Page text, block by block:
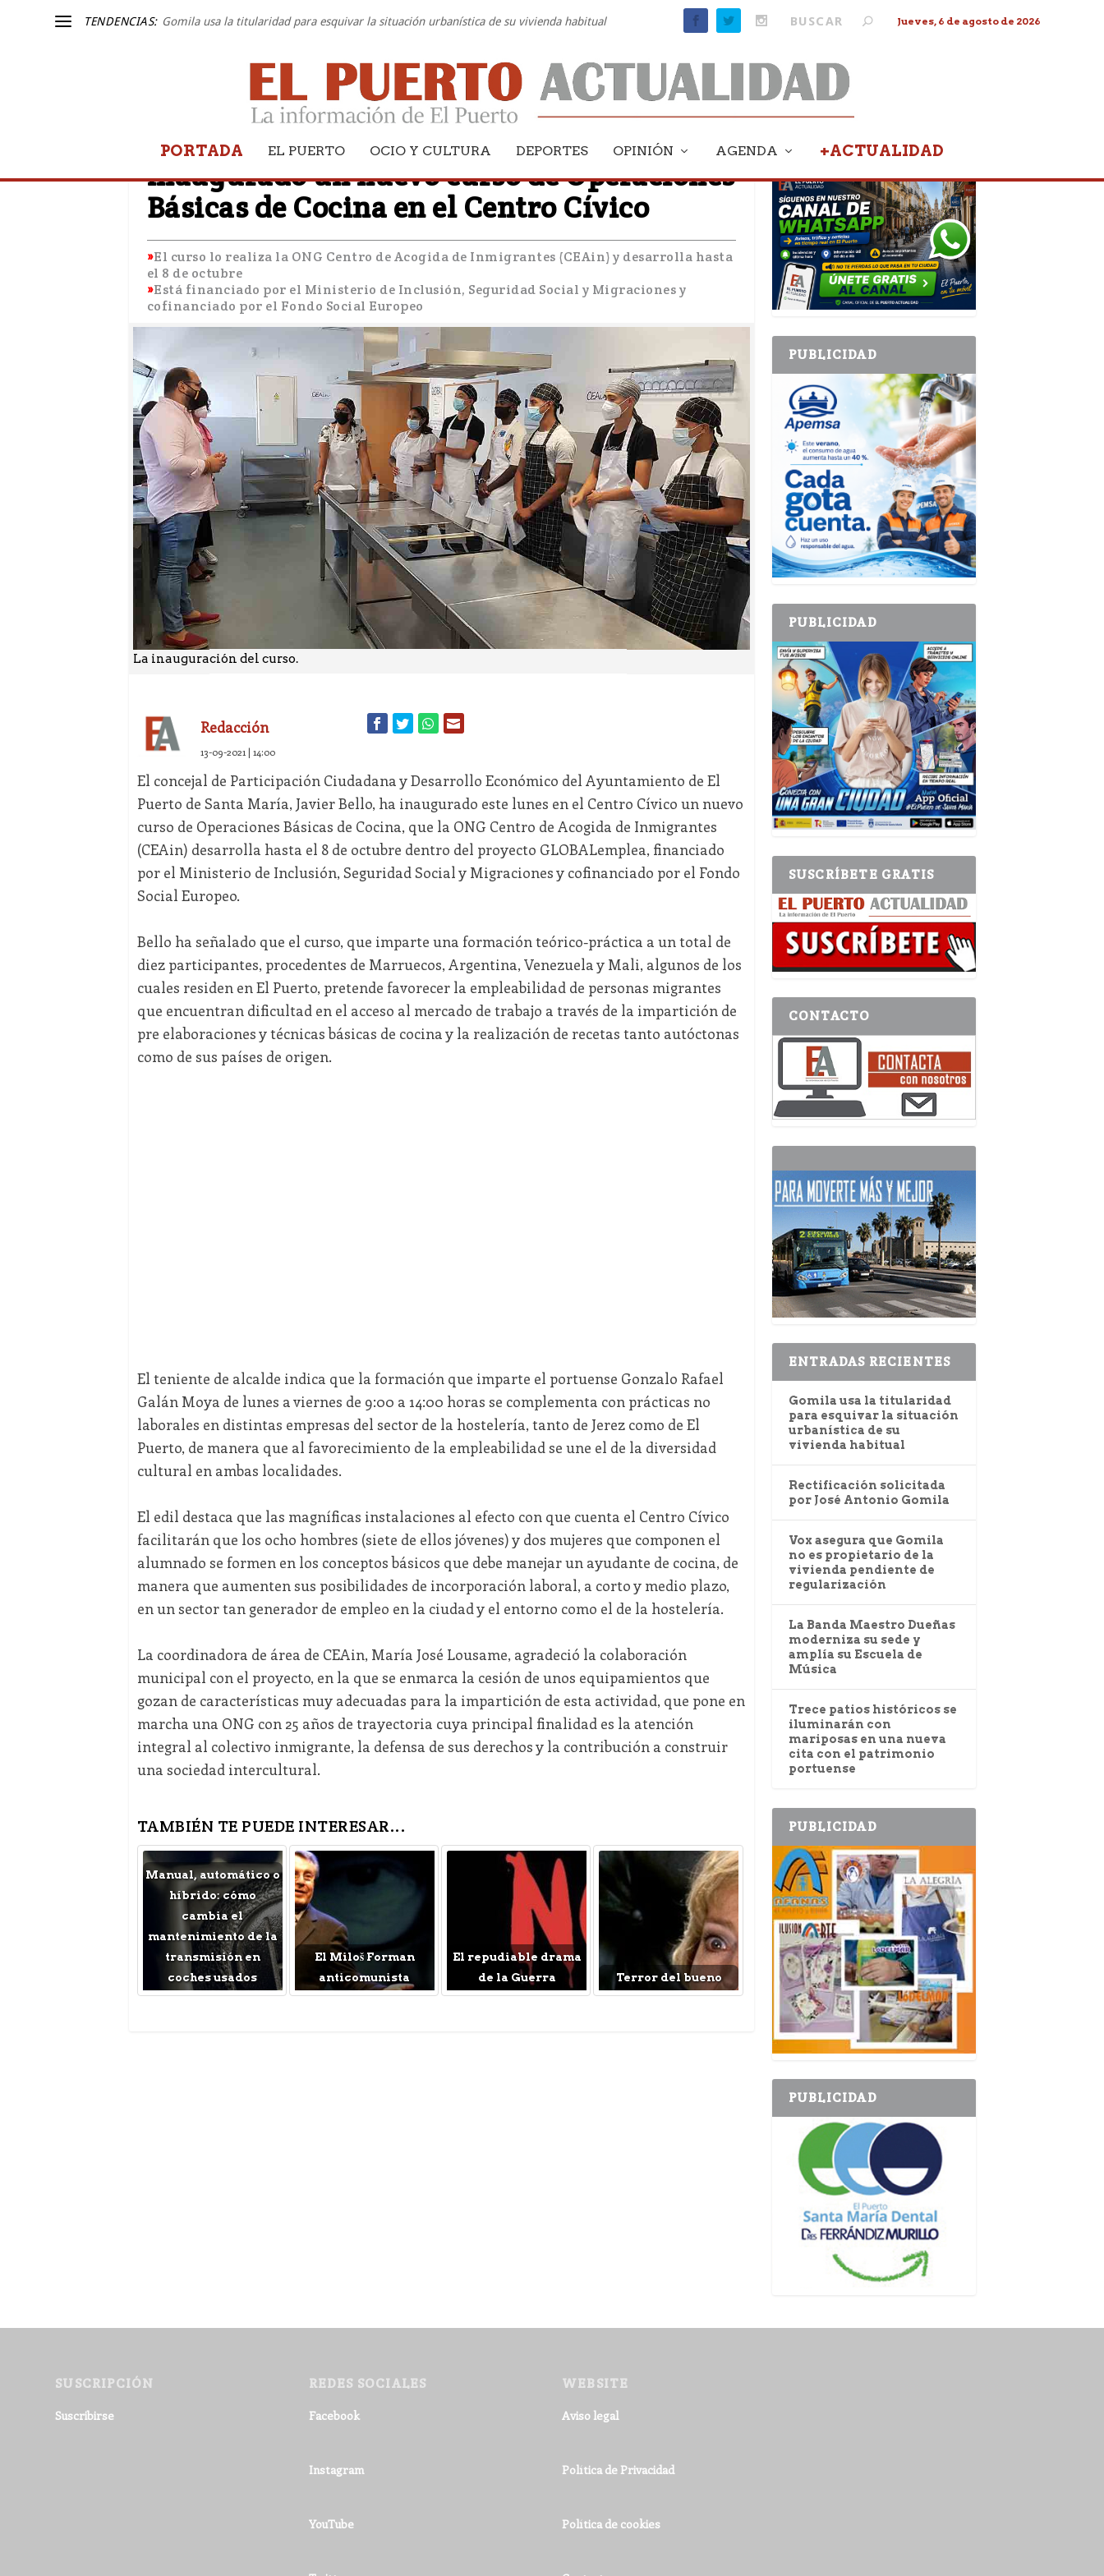
TENDENCIAS: Gomila usa la titularidad para esquivar la situación urbanística de su vivienda habitual Jueves, 6 de agosto de 2026
PORTADA EL PUERTO OCIO Y CULTURA DEPORTES OPINIÓN AGENDA +ACTUALIDAD
EL PUERTO
Inaugurado un nuevo curso de Operaciones
Básicas de Cocina en el Centro Cívico
El curso lo realiza la ONG Centro de Acogida de Inmigrantes (CEAin) y desarrolla hasta
el 8 de octubre
Está financiado por el Ministerio de Inclusión, Seguridad Social y Migraciones y
cofinanciado por el Fondo Social Europeo
La inauguración del curso.
Redacción
13-09-2021 | 14:00
El concejal de Participación Ciudadana y Desarrollo Económico del Ayuntamiento de El
Puerto de Santa María, Javier Bello, ha inaugurado este lunes en el Centro Cívico un nuevo
curso de Operaciones Básicas de Cocina, que la ONG Centro de Acogida de Inmigrantes
(CEAin) desarrolla hasta el 8 de octubre dentro del proyecto GLOBALemplea, financiado
por el Ministerio de Inclusión, Seguridad Social y Migraciones y cofinanciado por el Fondo
Social Europeo.
Bello ha señalado que el curso, que imparte una formación teórico-práctica a un total de
diez participantes, procedentes de Marruecos, Argentina, Venezuela y Mali, algunos de los
cuales residen en El Puerto, pretende favorecer la empleabilidad de personas migrantes
que encuentran dificultad en el acceso al mercado de trabajo a través de la impartición de
pre elaboraciones y técnicas básicas de cocina y la realización de recetas tanto autóctonas
como de sus países de origen.
El teniente de alcalde indica que la formación que imparte el portuense Gonzalo Rafael
Galán Moya de lunes a viernes de 9:00 a 14:00 horas se complementa con prácticas no
laborales en distintas empresas del sector de la hostelería, tanto de Jerez como de El
Puerto, de manera que al favorecimiento de la empleabilidad se une el de la diversidad
cultural en ambas localidades.
El edil destaca que las magníficas instalaciones al efecto con que cuenta el Centro Cívico
facilitarán que los ocho hombres (siete de ellos jóvenes) y dos mujeres que componen el
alumnado se formen en los conceptos básicos que debe manejar un ayudante de cocina, de
manera que aumenten sus posibilidades de incorporación laboral, a corto y medio plazo,
en un sector tan generador de empleo en la ciudad y el entorno como el de la hostelería.
La coordinadora de área de CEAin, María José Lousame, agradeció la colaboración
municipal con el proyecto, en la que se enmarca la cesión de unos equipamientos que
gozan de características muy adecuadas para la impartición de esta actividad, que pone en
marcha una ONG con 25 años de trayectoria cuya principal finalidad es la atención
integral al colectivo inmigrante, la defensa de sus derechos y la contribución a construir
una sociedad intercultural.
TAMBIÉN TE PUEDE INTERESAR...
Manual, automático o
híbrido: cómo
cambia el
mantenimiento de la
transmisión en
coches usados
El Miloš Forman
anticomunista
El repudiable drama
de la Guerra
Terror del bueno
PUBLICIDAD
PUBLICIDAD
PUBLICIDAD
SUSCRÍBETE GRATIS
CONTACTO
ENTRADAS RECIENTES
Gomila usa la titularidad
para esquivar la situación
urbanística de su
vivienda habitual
Rectificación solicitada
por José Antonio Gomila
Vox asegura que Gomila
no es propietario de la
vivienda pendiente de
regularización
La Banda Maestro Dueñas
moderniza su sede y
amplía su Escuela de
Música
Trece patios históricos se
iluminarán con
mariposas en una nueva
cita con el patrimonio
portuense
PUBLICIDAD
PUBLICIDAD
SUSCRIPCIÓN
Suscribirse
REDES SOCIALES
Facebook
Instagram
YouTube
WEBSITE
Aviso legal
Política de Privacidad
Política de cookies